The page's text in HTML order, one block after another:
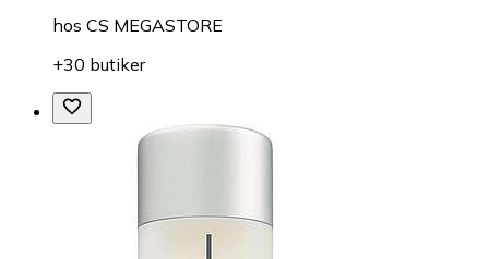
hos CS MEGASTORE
+30 butiker